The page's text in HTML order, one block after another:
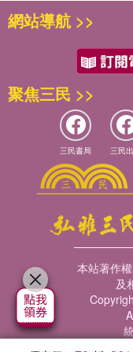
網站導航 >>
聚焦三民 >>
三民書局 三民
本站著作
及